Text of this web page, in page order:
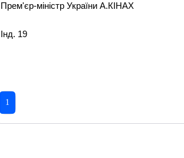
Прем'єр-міністр України А.КІНАХ
Інд. 19
1